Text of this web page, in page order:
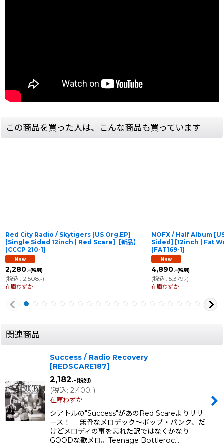
この商品を買った人は、こんな商品も買っています
Red City Radio / Skytigers [US Org.EP]
[Single Sided 12inch | Red Scare]【新品】
[CCCP 210-1]
2,280.-(税別)
(税込: 2,508 .-)
在庫わずか
NOFX / Half Album
Sided] [12inch | Fat
[FAT169-1]
4,890.-(税別)
(税込: 5,379 .-)
在庫わずか
関連商品
Success / Radio Recovery
[REDSCARE187]
2,182.-(税別)
(税込: 2,400.-)
在庫わずか
シアトルの"Success"があのRed Scareよりリリ
ース！ 無骨なメロデック〜ポップ・パンク、だ
けどメロディの事を忘れた訳ではなくかなり
GOODな歌メロ。Teenage Bottleroc…